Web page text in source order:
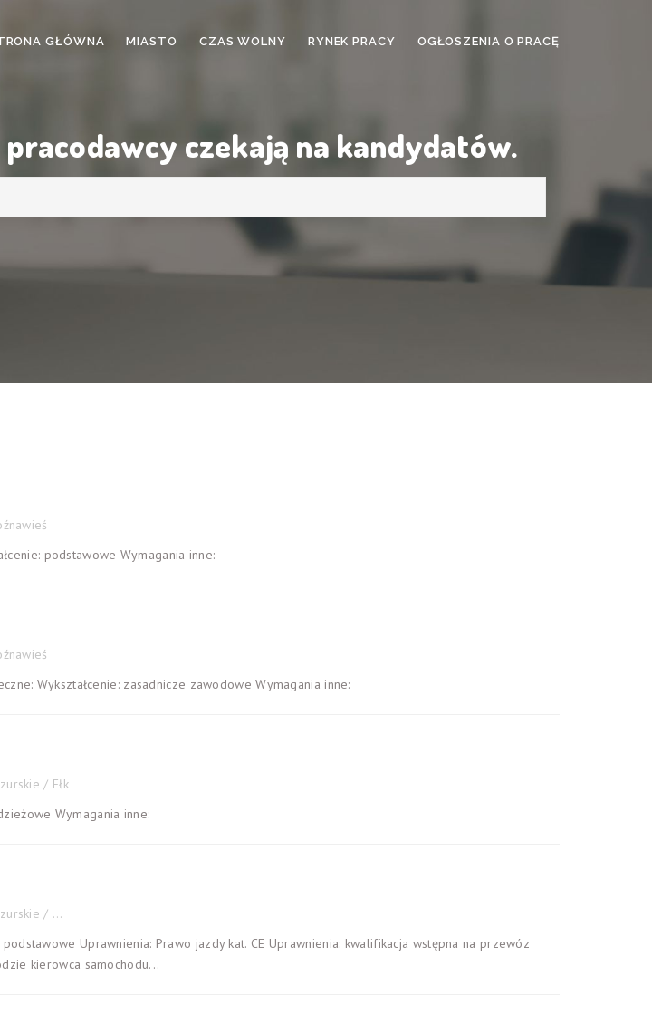
GŁÓWNA MIASTO CZAS WOLNY RYNEK PRACY OGŁOSZENIA O PRACĘ
czekają na kandydatów.
podstawowe Wymagania inne:
Wykształcenie: zasadnicze zawodowe Wymagania inne:
/ Ełk
Wymagania inne:
warmińsko-mazurskie / Olecko
Uprawnienia: Prawo jazdy kat. CE Uprawnienia: kwalifikacja wstępna na przewóz
kierowca samochodu...